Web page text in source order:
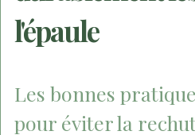
l'épaule
Les bonnes
pour éviter la